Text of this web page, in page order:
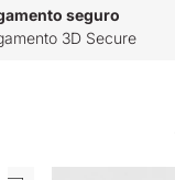
seguro
3D Secure